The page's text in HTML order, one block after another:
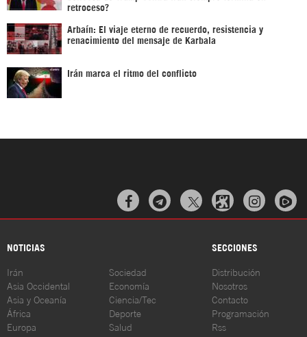
retroceso?
Arbaín: El viaje eterno de recuerdo, resistencia y
renacimiento del mensaje de Karbala
Irán marca el ritmo del conflicto
  
NOTICIAS SECCIONES
Irán
Asia Occidental
Asia y Oceanía
África
Europa
Sociedad
Economía
Ciencia/Tec
Deporte
Salud
Distribución
Nosotros
Contacto
Programación
Rss